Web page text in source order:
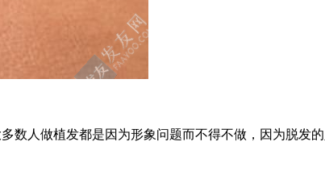
数人做植发都是因为形象问题而不得不做，因为脱发